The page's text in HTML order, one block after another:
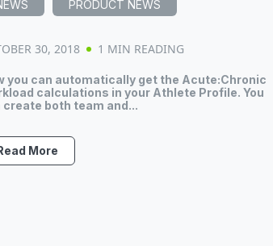
PRODUCT NEWS
30, 2018 1 MIN READING
you can automatically get the Acute:Chronic
calculations in your Athlete Profile. You
create both team and...
More